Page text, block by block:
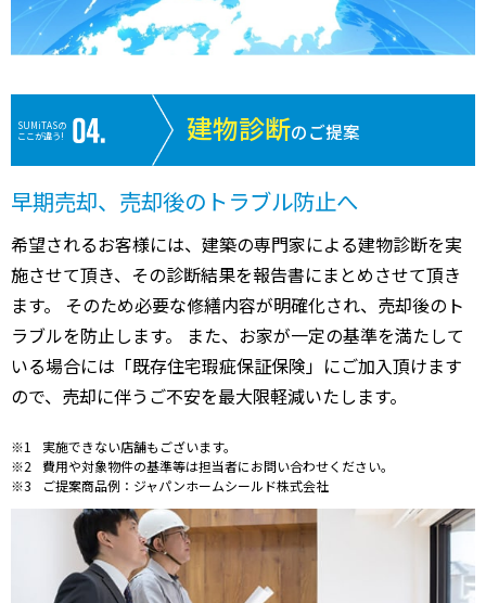
SUMiTASの
ここが違う!
建物診断のご提案
早期売却、売却後のトラブル防止へ
希望されるお客様には、建築の専門家による建物診断を実
施させて頂き、その診断結果を報告書にまとめさせて頂き
ます。 そのため必要な修繕内容が明確化され、売却後のト
ラブルを防止します。 また、お家が一定の基準を満たして
いる場合には「既存住宅瑕疵保証保険」にご加入頂けます
ので、売却に伴うご不安を最大限軽減いたします。
実施できない店舗もございます。
費用や対象物件の基準等は担当者にお問い合わせください。
ご提案商品例：ジャパンホームシールド株式会社